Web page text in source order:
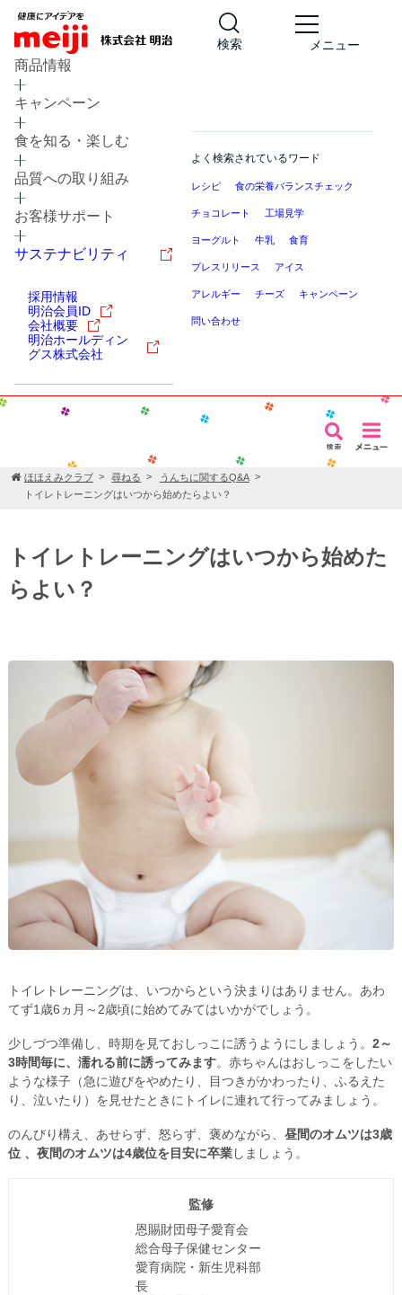
検索 メニュー
商品情報
キャンペーン
食を知る・楽しむ
品質への取り組み
お客様サポート
サステナビリティ
採用情報
明治会員ID
会社概要
明治ホールディン
グス株式会社
よく検索されているワード
レシピ 食の栄養バランスチェック
チョコレート 工場見学
ヨーグルト 牛乳 食育
プレスリリース アイス
アレルギー チーズ キャンペーン
問い合わせ
ほほえみクラブ 尋ねる
うんちに関するQ&A
トイレトレーニングはいつから始めたらよい？
トイレトレーニングはいつから始めた
らよい？
トイレトレーニングは、いつからという決まりはありません。あわ
てず1歳6ヵ月～2歳頃に始めてみてはいかがでしょう。
少しづつ準備し、時期を見ておしっこに誘うようにしましょう。 2～
3時間毎に、濡れる前に誘ってみます。赤ちゃんはおしっこをしたい
ような様子（急に遊びをやめたり、目つきがかわったり、ふるえた
り、泣いたり）を見せたときにトイレに連れて行ってみましょう。
のんびり構え、あせらず、怒らず、褒めながら、 昼間のオムツは3歳
位 、夜間のオムツは4歳位を目安に卒業しましょう。
監修
恩賜財団母子愛育会
総合母子保健センター
愛育病院・新生児科部
長